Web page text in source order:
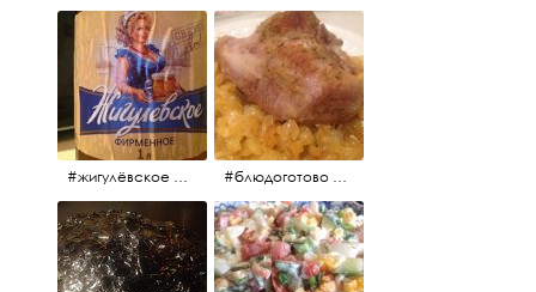
#жигулёвское #пиво #свежеепиво #beer #напиток #блюдоготово #можнокушать #простолук #лук #индейкавфольге #мясоиндейки